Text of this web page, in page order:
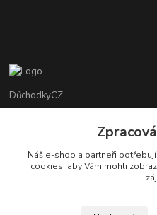
DůchodkyCZ
+420 412384749
objednavky@duchodky.cz
Náš e-shop a partneři potřebují
cookies, aby Vám mohli